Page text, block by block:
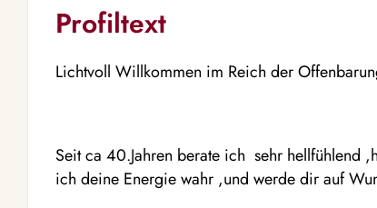
Profiltext
Lichtvoll Willkommen im Reich der
Seit ca 40.Jahren berate ich sehr hellfühlend
ich deine Energie wahr ,und werde dir auf